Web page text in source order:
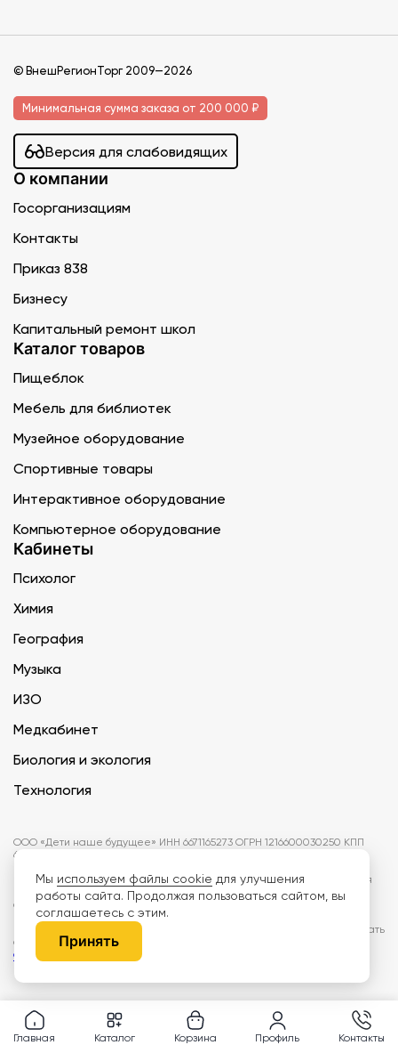
© ВнешРегионТорг 2009—2026
Минимальная сумма заказа от 200 000 ₽
Версия для слабовидящих
О компании
Госорганизациям
Контакты
Приказ 838
Бизнесу
Капитальный ремонт школ
Каталог товаров
Пищеблок
Мебель для библиотек
Музейное оборудование
Спортивные товары
Интерактивное оборудование
Компьютерное оборудование
Кабинеты
Психолог
Химия
География
Музыка
ИЗО
Медкабинет
Биология и экология
Технология
ООО «Дети наше будущее» ИНН 6671165273 ОГРН 1216600030250 КПП
667101001 БИК 046577674
Информация на сайте не является публичной офертой. Изображения
могут отличаться от поставляемых товаров. Поставщик оставляет за
собой право изменить цены и характеристики товаров без
предварительного уведомления заказчика, если это не влияет на
качество поставляемой продукции. Мы используем cookie, чтобы делать
сайт лучше. Пользуясь сайтом, вы соглашаетесь с
обработки персональных данных и политикой конфиденциальности.
Главная Каталог Корзина Профиль Контакты
Мы используем файлы cookie для улучшения
работы сайта. Продолжая пользоваться сайтом, вы
соглашаетесь с этим.
Принять